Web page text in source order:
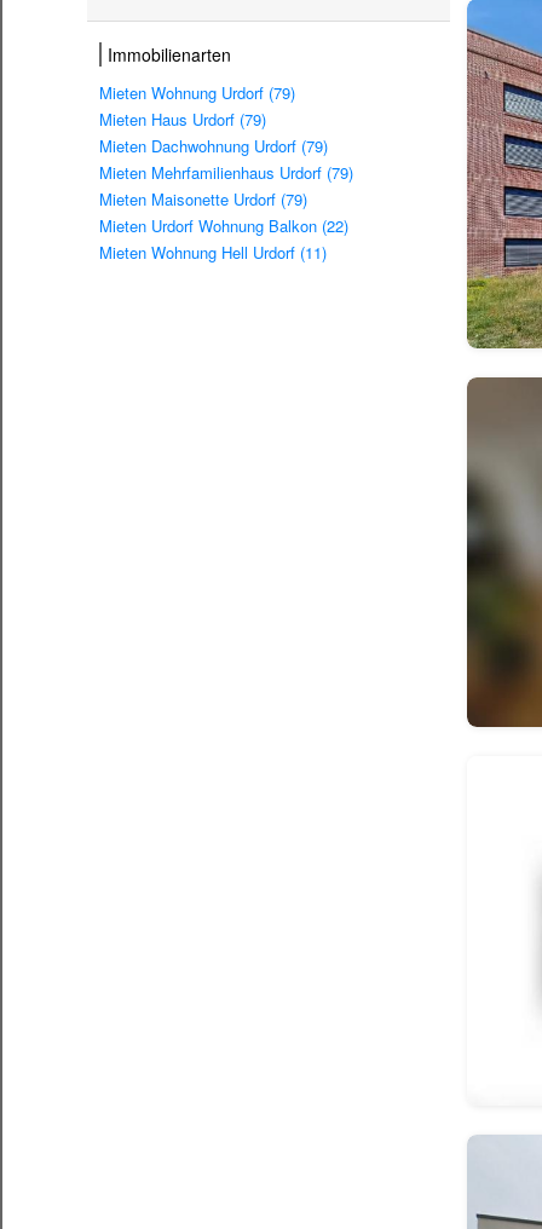
Immobilienarten
Mieten Wohnung Urdorf (79)
Mieten Haus Urdorf (79)
Mieten Dachwohnung Urdorf (79)
Mieten Mehrfamilienhaus Urdorf (79)
Mieten Maisonette Urdorf (79)
Mieten Urdorf Wohnung Balkon (22)
Mieten Wohnung Hell Urdorf (11)